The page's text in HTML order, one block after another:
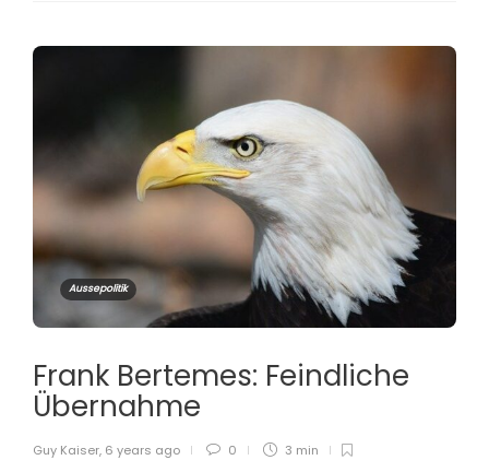
Aussepolitik
Frank Bertemes: Feindliche
Übernahme
Guy Kaiser, 6 years ago 0 3 min